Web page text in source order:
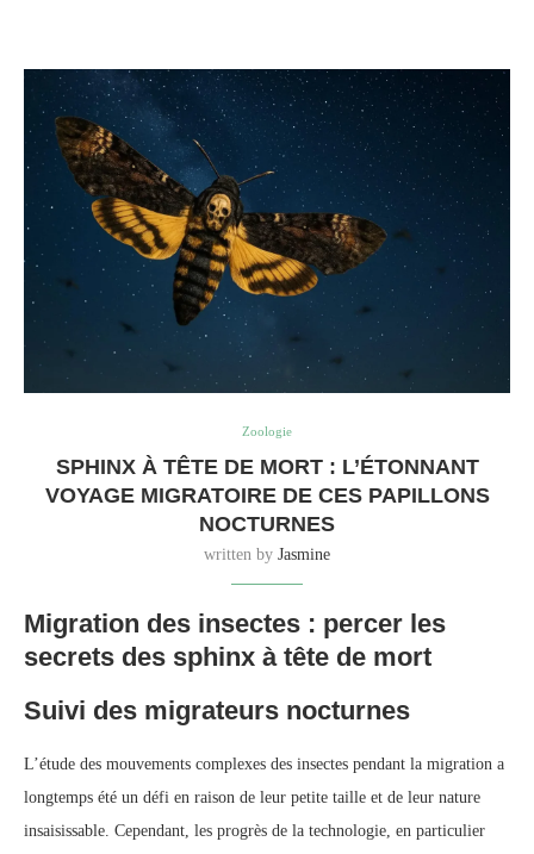
Zoologie
SPHINX À TÊTE DE MORT : L’ÉTONNANT
VOYAGE MIGRATOIRE DE CES PAPILLONS
NOCTURNES
written by Jasmine
Migration des insectes : percer les
secrets des sphinx à tête de mort
Suivi des migrateurs nocturnes
L’étude des mouvements complexes des insectes pendant la migration a
longtemps été un défi en raison de leur petite taille et de leur nature
insaisissable. Cependant, les progrès de la technologie, en particulier